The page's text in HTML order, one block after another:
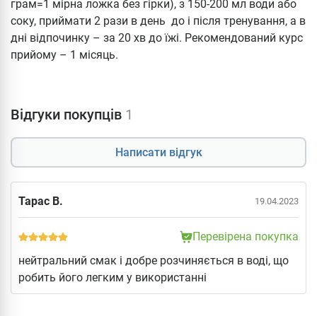
грам=1 мірна ложка без гірки), з 150-200 мл води або
соку, приймати 2 рази в день до і після тренування, а в
дні відпочинку – за 20 хв до їжі. Рекомендований курс
прийому – 1 місяць.
Відгуки покупців 1
Написати відгук
Тарас В. 19.04.2023
Перевірена покупка
нейтральний смак і добре розчиняється в воді, що
робить його легким у використанні